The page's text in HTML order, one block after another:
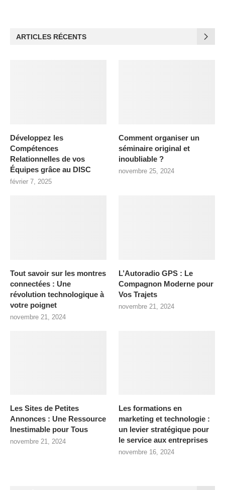
ARTICLES RÉCENTS
Développez les
Compétences
Relationnelles de vos
Équipes grâce au DISC
février 7, 2025
Comment organiser un
séminaire original et
inoubliable ?
novembre 25, 2024
Tout savoir sur les montres
connectées : Une
révolution technologique à
votre poignet
novembre 21, 2024
L’Autoradio GPS : Le
Compagnon Moderne pour
Vos Trajets
novembre 21, 2024
Les Sites de Petites
Annonces : Une Ressource
Inestimable pour Tous
novembre 21, 2024
Les formations en
marketing et technologie :
un levier stratégique pour
le service aux entreprises
novembre 16, 2024